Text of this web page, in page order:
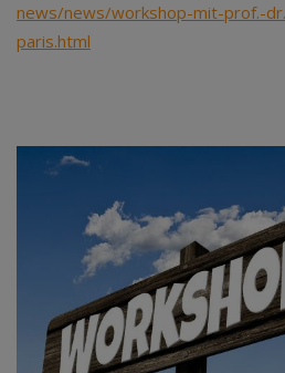
news/news/workshop-mit-prof.-
paris.html